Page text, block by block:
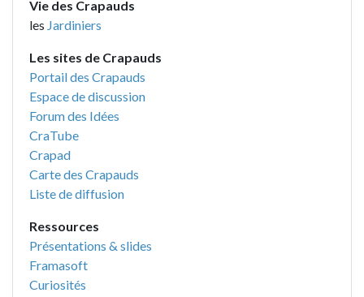
Vie des Crapauds
les Jardiniers
Les sites de Crapauds
Portail des Crapauds
Espace de discussion
Forum des Idées
CraTube
Crapad
Carte des Crapauds
Liste de diffusion
Ressources
Présentations & slides
Framasoft
Curiosités